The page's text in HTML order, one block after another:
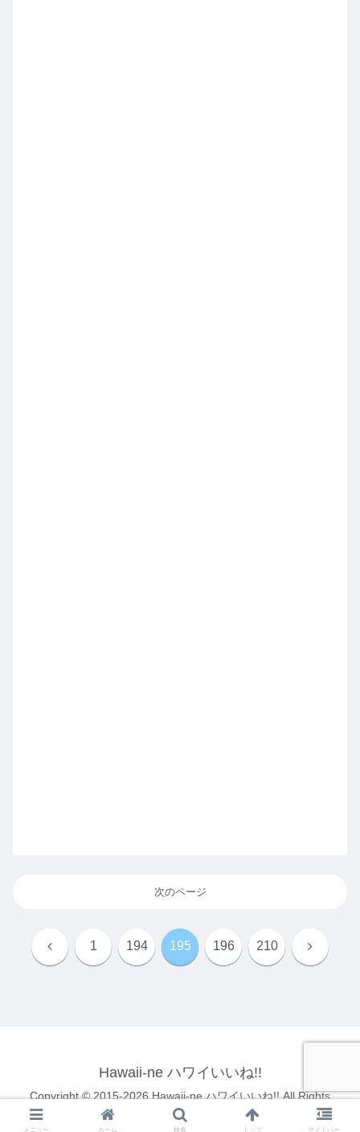
次のページ
前 1 194 195 196 210 次
Hawaii-ne ハワイいいね!!
Copyright © 2015-2026 Hawaii-ne ハワイいいね!! All Rights
Reserved.
メニュー ホーム 検索 トップ サイドバー